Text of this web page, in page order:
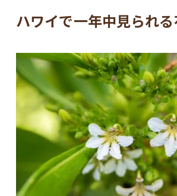
ハワイで一年中見られ